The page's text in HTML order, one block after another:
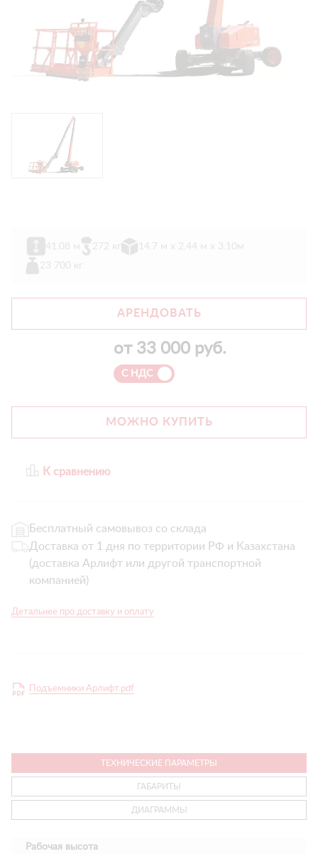
41.08 м 272 кг
14.7 м х 2.44 м x 3.10м
23 700 кг
АРЕНДОВАТЬ
от 33 000 руб.
С НДС
МОЖНО КУПИТЬ
К сравнению
Бесплатный самовывоз со склада
Доставка от 1 дня по территории РФ и Казахстана
(доставка Арлифт или другой транспортной
компанией)
Детальнее про доставку и оплату
Подъемники Арлифт.pdf
ТЕХНИЧЕСКИЕ ПАРАМЕТРЫ
ГАБАРИТЫ
ДИАГРАММЫ
Рабочая высота